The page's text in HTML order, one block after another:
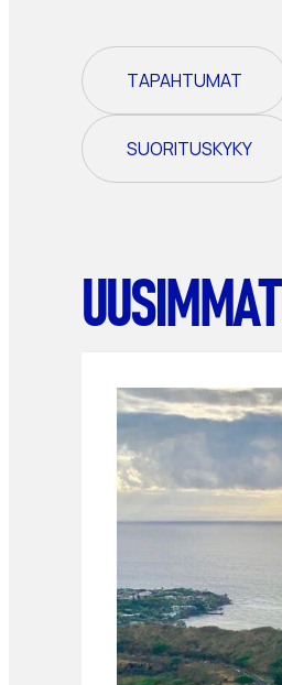
TAPAHTUMAT
SUORITUSKYKY
UUSIMMAT